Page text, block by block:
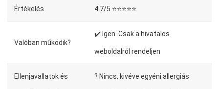
Értékelés 4.7/5 ⭐⭐⭐⭐⭐
Valóban működik?
✔️ Igen. Csak a hivatalos
weboldalról rendeljen
Ellenjavallatok és ? Nincs, kivéve egyéni allergiás